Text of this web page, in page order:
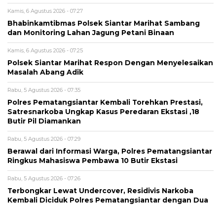
Kamis, 6 Agustus 2026 - 07:27
Bhabinkamtibmas Polsek Siantar Marihat Sambang
dan Monitoring Lahan Jagung Petani Binaan
Kamis, 6 Agustus 2026 - 07:25
Polsek Siantar Marihat Respon Dengan Menyelesaikan
Masalah Abang Adik
Rabu, 5 Agustus 2026 - 07:35
Polres Pematangsiantar Kembali Torehkan Prestasi,
Satresnarkoba Ungkap Kasus Peredaran Ekstasi ,18
Butir Pil Diamankan
Rabu, 5 Agustus 2026 - 07:29
Berawal dari Informasi Warga, Polres Pematangsiantar
Ringkus Mahasiswa Pembawa 10 Butir Ekstasi
Rabu, 5 Agustus 2026 - 07:26
Terbongkar Lewat Undercover, Residivis Narkoba
Kembali Diciduk Polres Pematangsiantar dengan Dua